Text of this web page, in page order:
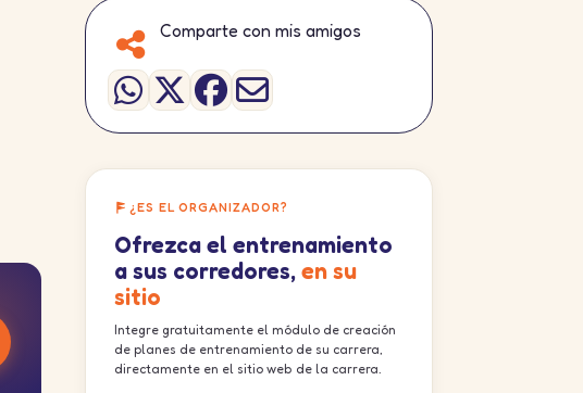
Comparte con mis amigos
¿ES EL ORGANIZADOR?
Ofrezca el entrenamiento
a sus corredores, en su
sitio
Integre gratuitamente el módulo de creación
de planes de entrenamiento de su carrera,
directamente en el sitio web de la carrera.